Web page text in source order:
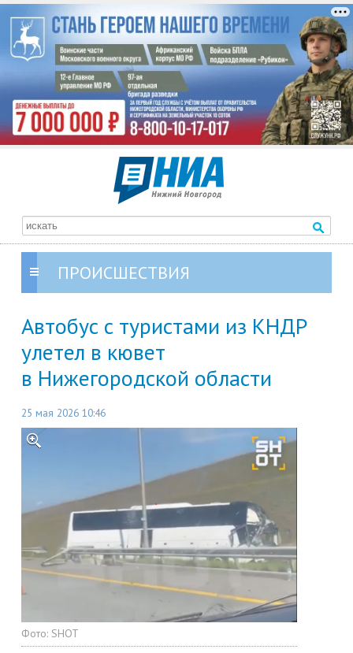
ПРОИСШЕСТВИЯ
Автобус с туристами из КНДР
улетел в кювет
в Нижегородской области
25 мая 2026 10:46
Фото: SHOT